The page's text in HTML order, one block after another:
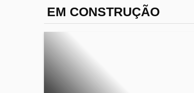
EM CONSTRUÇÃO